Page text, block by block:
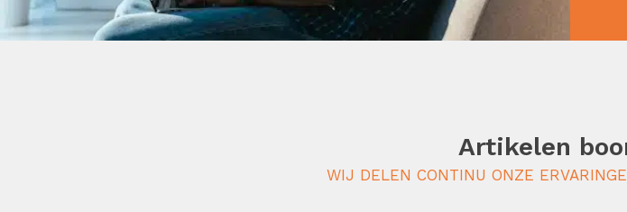
Artikelen
WIJ DELEN CONTINU ONZE